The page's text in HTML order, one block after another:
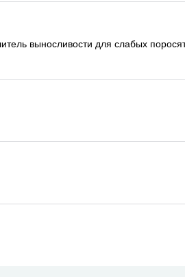
выносливости для слабых